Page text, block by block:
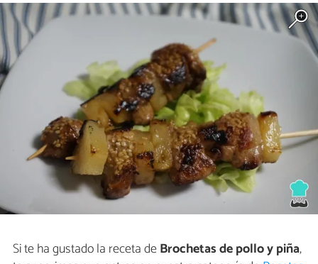
Si te ha gustado la receta deBrochetas de pollo y piña,